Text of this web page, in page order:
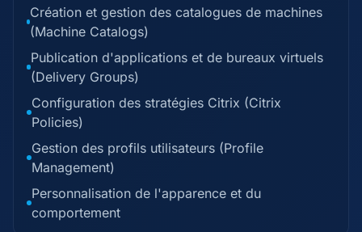
Création et gestion des catalogues de machines
(Machine Catalogs)
Publication d'applications et de bureaux virtuels
(Delivery Groups)
Configuration des stratégies Citrix (Citrix
Policies)
Gestion des profils utilisateurs (Profile
Management)
Personnalisation de l'apparence et du
comportement